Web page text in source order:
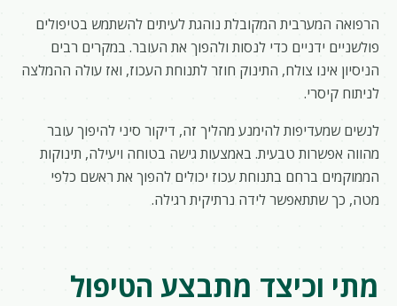
הרפואה המערבית המקובלת נוהגת לעיתים להשתמש בטיפולים
פולשניים ידניים כדי לנסות ולהפוך את העובר. במקרים רבים
הניסיון אינו צולח, התינוק חוזר לתנוחת העכוז, ואז עולה ההמלצה
לניתוח קיסרי.
לנשים שמעדיפות להימנע מהליך זה, דיקור סיני להיפוך עובר
מהווה אפשרות טבעית. באמצעות גישה בטוחה ויעילה, תינוקות
הממוקמים ברחם בתנוחת עכוז יכולים להפוך את ראשם כלפי
מטה, כך שתתאפשר לידה נרתיקית רגילה.
מתי וכיצד מתבצע הטיפול